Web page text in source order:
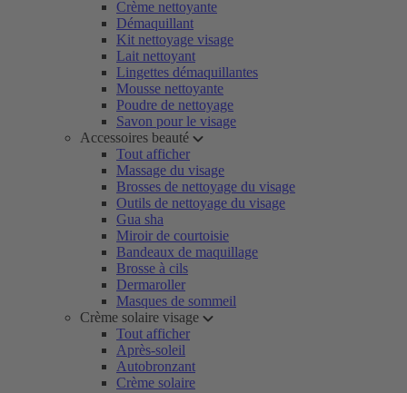
Crème nettoyante
Démaquillant
Kit nettoyage visage
Lait nettoyant
Lingettes démaquillantes
Mousse nettoyante
Poudre de nettoyage
Savon pour le visage
Accessoires beauté
Tout afficher
Massage du visage
Brosses de nettoyage du visage
Outils de nettoyage du visage
Gua sha
Miroir de courtoisie
Bandeaux de maquillage
Brosse à cils
Dermaroller
Masques de sommeil
Crème solaire visage
Tout afficher
Après-soleil
Autobronzant
Crème solaire